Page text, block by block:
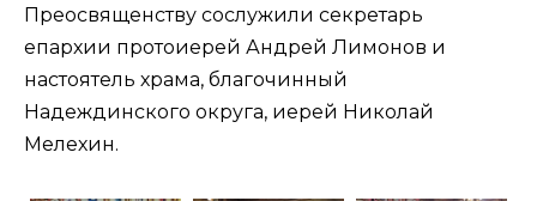
Преосвященству сослужили секретарь
епархии протоиерей Андрей Лимонов и
настоятель храма, благочинный
Надеждинского округа, иерей Николай
Мелехин.